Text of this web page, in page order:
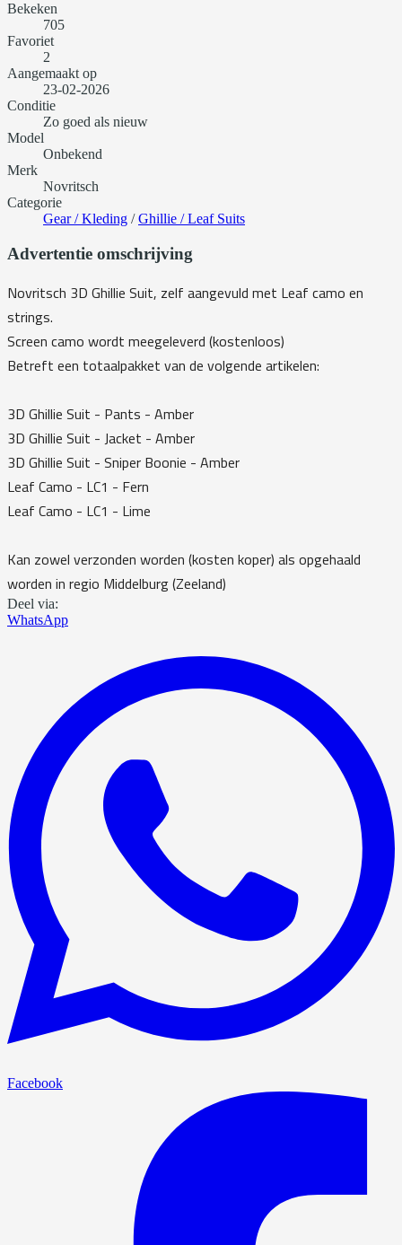
Bekeken
705
Favoriet
2
Aangemaakt op
23-02-2026
Conditie
Zo goed als nieuw
Model
Onbekend
Merk
Novritsch
Categorie
Gear / Kleding /Ghillie / Leaf Suits
Advertentie omschrijving
Novritsch 3D Ghillie Suit, zelf aangevuld met Leaf camo en
strings.
Screen camo wordt meegeleverd (kostenloos)
Betreft een totaalpakket van de volgende artikelen:
3D Ghillie Suit - Pants - Amber
3D Ghillie Suit - Jacket - Amber
3D Ghillie Suit - Sniper Boonie - Amber
Leaf Camo - LC1 - Fern
Leaf Camo - LC1 - Lime
Kan zowel verzonden worden (kosten koper) als opgehaald
worden in regio Middelburg (Zeeland)
Deel via:
WhatsApp
Facebook